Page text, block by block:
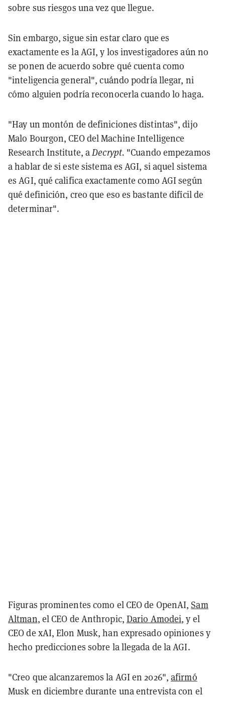
sobre sus riesgos una vez que llegue.
Sin embargo, sigue sin estar claro que es
exactamente es la AGI, y los investigadores aún no
se ponen de acuerdo sobre qué cuenta como
"inteligencia general", cuándo podría llegar, ni
cómo alguien podría reconocerla cuando lo haga.
"Hay un montón de definiciones distintas", dijo
Malo Bourgon, CEO del Machine Intelligence
Research Institute, aDecrypt. "Cuando empezamos
a hablar de si este sistema es AGI, si aquel sistema
es AGI, qué califica exactamente como AGI según
qué definición, creo que eso es bastante difícil de
determinar".
Figuras prominentes como el CEO de OpenAI,Sam
Altman, el CEO de Anthropic, Dario Amodei, y el
CEO de xAI, Elon Musk, han expresado opiniones y
hecho predicciones sobre la llegada de la AGI.
"Creo que alcanzaremos la AGI en 2026",afirmó
Musk en diciembre durante una entrevista con el